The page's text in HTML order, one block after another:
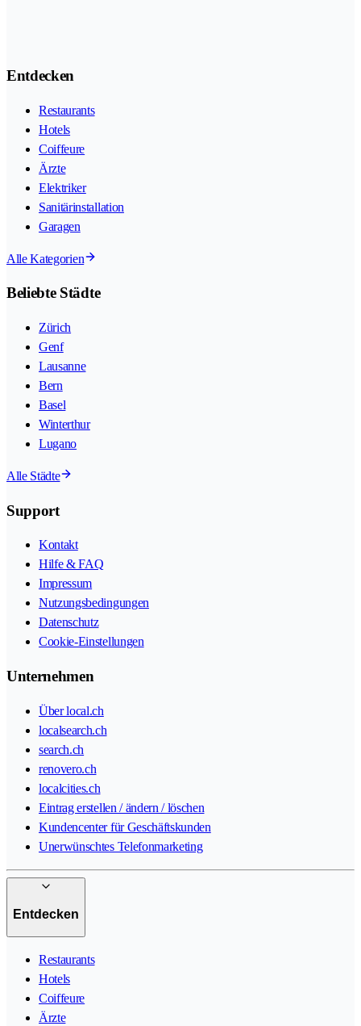
Entdecken
Restaurants
Hotels
Coiffeure
Ärzte
Elektriker
Sanitärinstallation
Garagen
Alle Kategorien
Beliebte Städte
Zürich
Genf
Lausanne
Bern
Basel
Winterthur
Lugano
Alle Städte
Support
Kontakt
Hilfe & FAQ
Impressum
Nutzungsbedingungen
Datenschutz
Cookie-Einstellungen
Unternehmen
Über local.ch
localsearch.ch
search.ch
renovero.ch
localcities.ch
Eintrag erstellen / ändern / löschen
Kundencenter für Geschäftskunden
Unerwünschtes Telefonmarketing
Entdecken
Restaurants
Hotels
Coiffeure
Ärzte